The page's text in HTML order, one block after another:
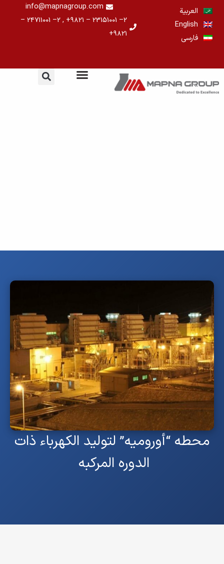
تخطي
المحتوى
العربية
English
فارسی
info@mapnagroup.com
۲– ۲۳۱۵۱۰۰۱ – ۹۸۲۱+ , ۲– ۲۴۷۱۱۰۰۱ –
۹۸۲۱+
محطه “أورومیه” لتولید الکهرباء ذات
الدوره المرکبه